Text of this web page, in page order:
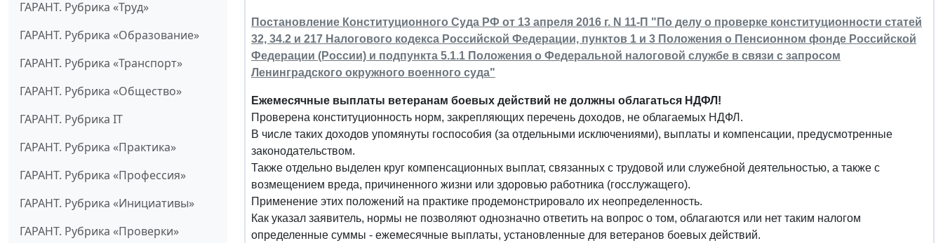
ГАРАНТ. Рубрика «Труд»
ГАРАНТ. Рубрика «Образование»
ГАРАНТ. Рубрика «Транспорт»
ГАРАНТ. Рубрика «Общество»
ГАРАНТ. Рубрика IT
ГАРАНТ. Рубрика «Практика»
ГАРАНТ. Рубрика «Профессия»
ГАРАНТ. Рубрика «Инициативы»
ГАРАНТ. Рубрика «Проверки»
Постановление Конституционного Суда РФ от 13 апреля 2016 г. N 11-П "По делу о проверке конституционности статей
32, 34.2 и 217 Налогового кодекса Российской Федерации, пунктов 1 и 3 Положения о Пенсионном фонде Российской
Федерации (России) и подпункта 5.1.1 Положения о Федеральной налоговой службе в связи с запросом
Ленинградского окружного военного суда"
Ежемесячные выплаты ветеранам боевых действий не должны облагаться НДФЛ!
Проверена конституционность норм, закрепляющих перечень доходов, не облагаемых НДФЛ.
В числе таких доходов упомянуты госпособия (за отдельными исключениями), выплаты и компенсации, предусмотренные
законодательством.
Также отдельно выделен круг компенсационных выплат, связанных с трудовой или служебной деятельностью, а также с
возмещением вреда, причиненного жизни или здоровью работника (госслужащего).
Применение этих положений на практике продемонстрировало их неопределенность.
Как указал заявитель, нормы не позволяют однозначно ответить на вопрос о том, облагаются или нет таким налогом
определенные суммы - ежемесячные выплаты, установленные для ветеранов боевых действий.